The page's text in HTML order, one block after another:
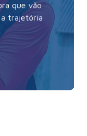
que vão
a trajetória